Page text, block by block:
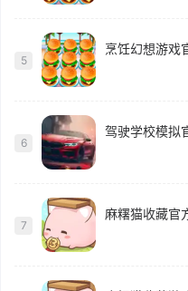
5
烹饪幻想游戏
6
驾驶学校模拟
7
麻糬猫收藏官